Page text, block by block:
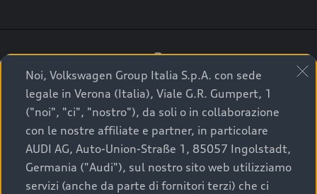
3
A breve verrai ricontattato dal Customer Care
Audi Center o direttamente dal Concessionario
che ti supporterà per finalizzare la tua richiesta.
Noi, Volkswagen Group Italia S.p.A. con sede
legale in Verona (Italia), Viale G.R. Gumpert, 1
("noi", "ci", "nostro"), da soli o in collaborazione
con le nostre affiliate e partner, in particolare
AUDI AG, Auto-Union-Straße 1, 85057 Ingolstadt,
Germania ("Audi"), sul nostro sito web utilizziamo
servizi (anche da parte di fornitori terzi) che ci